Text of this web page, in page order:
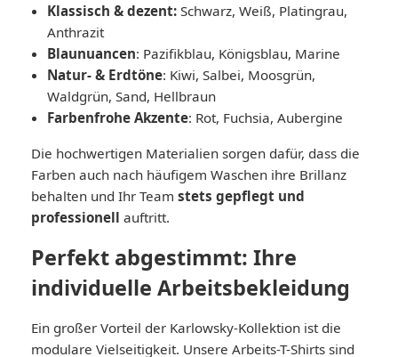
Klassisch & dezent: Schwarz, Weiß, Platingrau,
Anthrazit
Blaunuancen: Pazifikblau, Königsblau, Marine
Natur- & Erdtöne: Kiwi, Salbei, Moosgrün,
Waldgrün, Sand, Hellbraun
Farbenfrohe Akzente: Rot, Fuchsia, Aubergine
Die hochwertigen Materialien sorgen dafür, dass die
Farben auch nach häufigem Waschen ihre Brillanz
behalten und Ihr Team stets gepflegt und
professionell auftritt.
Perfekt abgestimmt: Ihre
individuelle Arbeitsbekleidung
Ein großer Vorteil der Karlowsky-Kollektion ist die
modulare Vielseitigkeit. Unsere Arbeits-T-Shirts sind